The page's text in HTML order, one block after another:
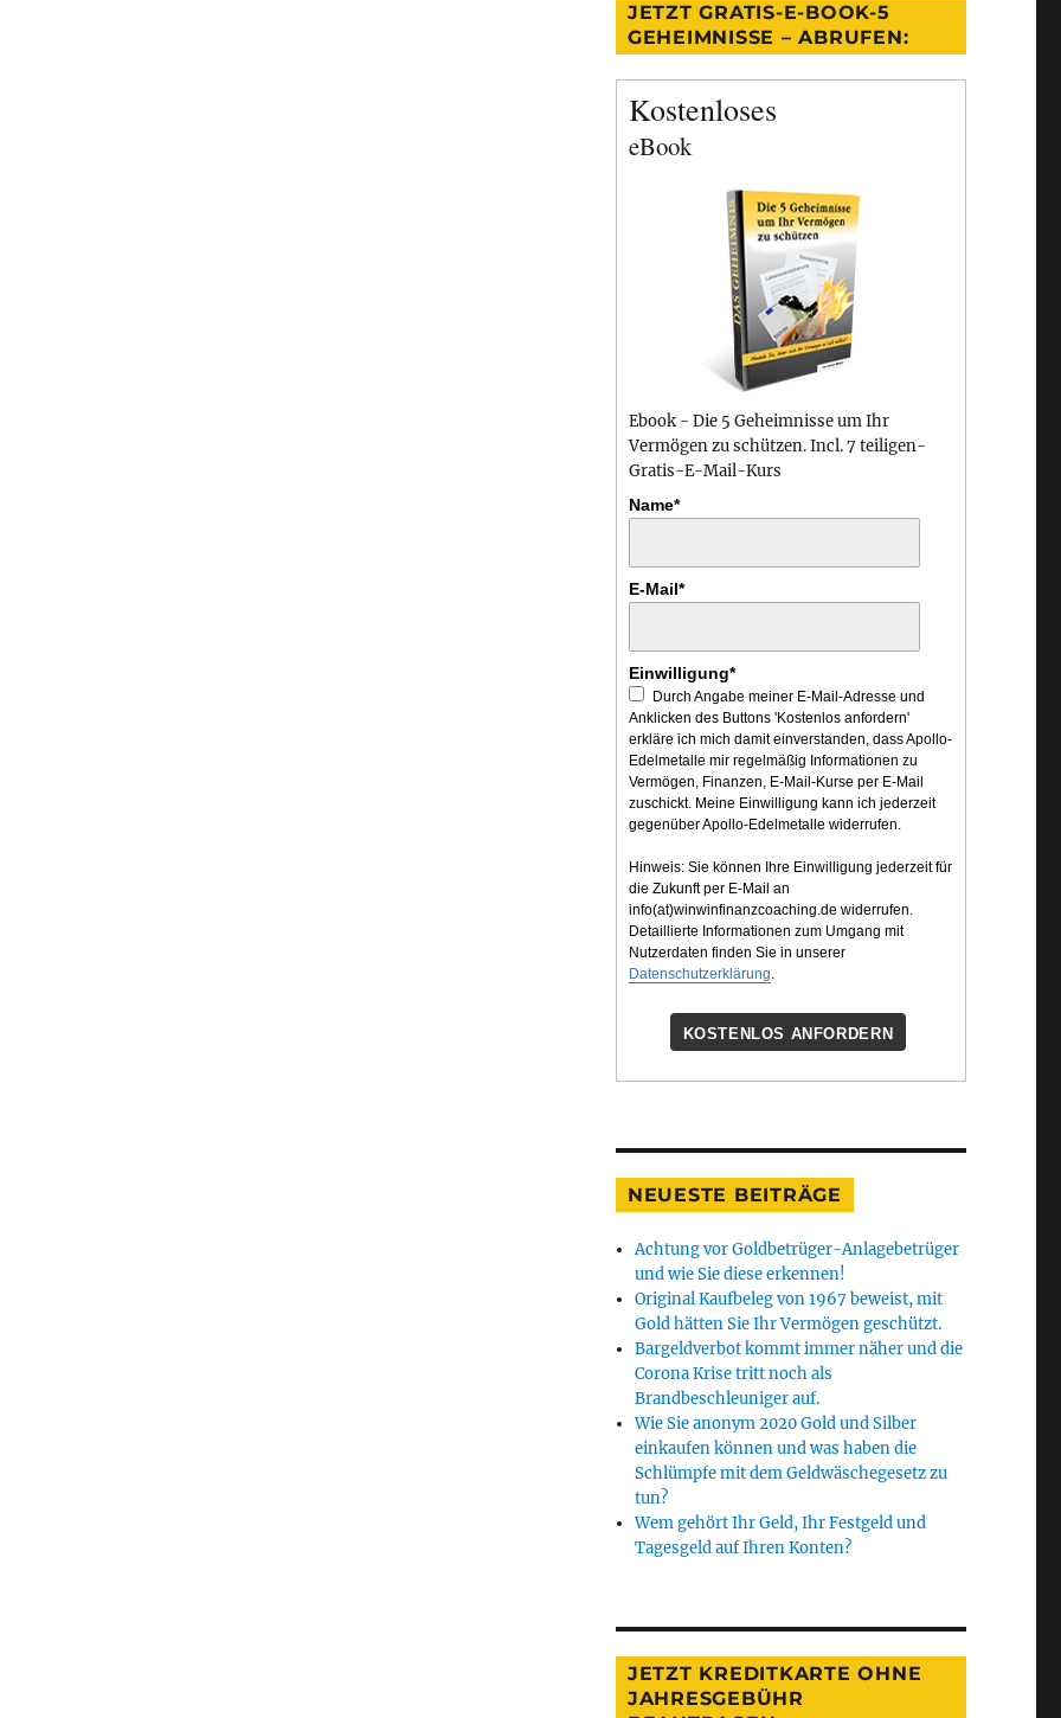
JETZT GRATIS-E-BOOK-5
GEHEIMNISSE – ABRUFEN:
Kostenloses
eBook
Ebook - Die 5 Geheimnisse um Ihr
Vermögen zu schützen. Incl. 7 teiligen-
Gratis-E-Mail-Kurs
Name*
E-Mail*
Einwilligung*
Durch Angabe meiner E-Mail-Adresse und
Anklicken des Buttons 'Kostenlos anfordern'
erkläre ich mich damit einverstanden, dass Apollo-
Edelmetalle mir regelmäßig Informationen zu
Vermögen, Finanzen, E-Mail-Kurse per E-Mail
zuschickt. Meine Einwilligung kann ich jederzeit
gegenüber Apollo-Edelmetalle widerrufen.
Hinweis: Sie können Ihre Einwilligung jederzeit für
die Zukunft per E-Mail an
info(at)winwinfinanzcoaching.de widerrufen.
Detaillierte Informationen zum Umgang mit
Nutzerdaten finden Sie in unserer
Datenschutzerklärung
KOSTENLOS ANFORDERN
NEUESTE BEITRÄGE
Achtung vor Goldbetrüger-Anlagebetrüger
und wie Sie diese erkennen!
Original Kaufbeleg von 1967 beweist, mit
Gold hätten Sie Ihr Vermögen geschützt.
Bargeldverbot kommt immer näher und die
Corona Krise tritt noch als
Brandbeschleuniger auf.
Wie Sie anonym 2020 Gold und Silber
einkaufen können und was haben die
Schlümpfe mit dem Geldwäschegesetz zu
tun?
Wem gehört Ihr Geld, Ihr Festgeld und
Tagesgeld auf Ihren Konten?
JETZT KREDITKARTE OHNE
JAHRESGEBÜHR